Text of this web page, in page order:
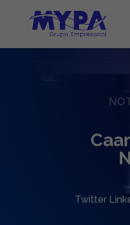
Twitter